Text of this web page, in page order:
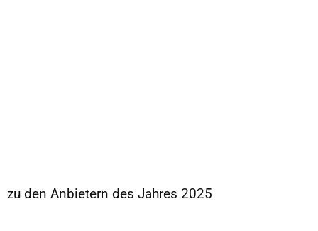
zu den Anbietern des Jahres 2025